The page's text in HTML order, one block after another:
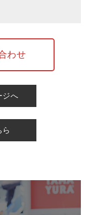
わせ
ジへ